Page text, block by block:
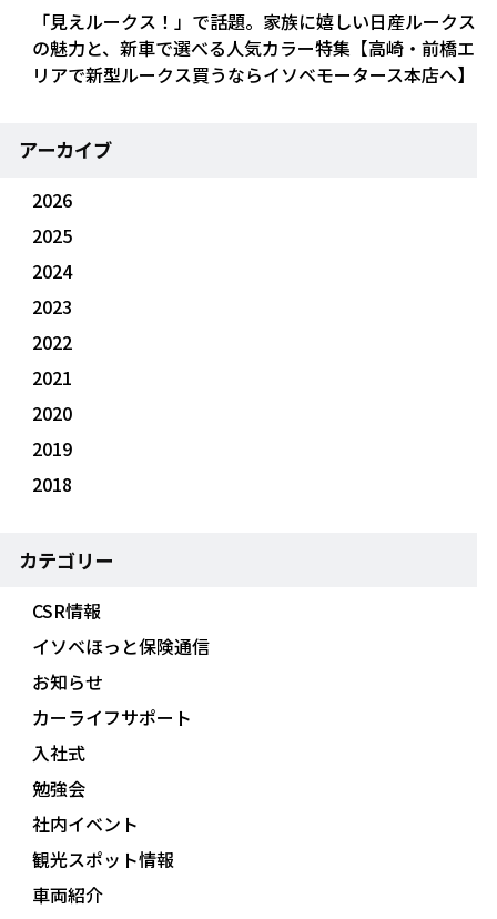
「見えルークス！」で話題。家族に嬉しい日産ルークス
の魅力と、新車で選べる人気カラー特集【高崎・前橋エ
リアで新型ルークス買うならイソベモータース本店へ】
アーカイブ
2026
2025
2024
2023
2022
2021
2020
2019
2018
カテゴリー
CSR情報
イソベほっと保険通信
お知らせ
カーライフサポート
入社式
勉強会
社内イベント
観光スポット情報
車両紹介